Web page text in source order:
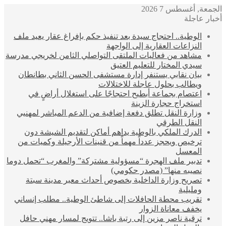
الجمعة, أغسطس 7 2026
أخبار عاجلة
الوطية.. احتجاج سيدة بعد تنفيذ حكم بإفراغ عقار يعيد ملف
النزاعات العقارية إلى الواجهة
مشاهد من فعاليات الملتقى التواصلي الثامن لخريجي مدرسة
سيدي المختار للتعليم العتيق
بيان نقابي يستنفر إدارة مستشفى الحسن الثاني بطانطان
ويطالب بحلول عاجلة للاختلالات
اعتصام بجماعة أبطيح احتجاجًا على استغلال أراضٍ في
استخراج حجارة الزينة
وزارة النقل تطلق دفعة إضافية من الدعم المباشر لمهنيي
النقل الطرقي
الدرك الملكي بالوطية يداهم أماكن لتقديم الشيشة دون
ترخيص ويحجز عدداً مهماً من قنينات الأرجيلة وكميات من
المعسل
تدبير ملف الهجرة “مسؤولية مشتركة” والمغرب “تحمل دوما
نصيبه منها” (مصدر حكومي)
تصريح وزارة الداخلية بخصوص أحداث معبر مدينة سبتة
ومليلية
تقريب محطة الحافلات إلى شاطئ الوطية.. مطلب إنساني
يخفف معاناة الزوار
ترقية ناصر مزين إلى رتبة باشا.. تتويج لمسار مهني حافل